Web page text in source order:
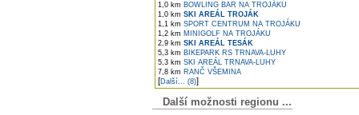
1,0 km BOWLING BAR NA TROJÁKU
1,0 km SKI AREÁL TROJÁK
1,1 km SPORT CENTRUM NA TROJÁKU
1,2 km MINIGOLF NA TROJÁKU
2,9 km SKI AREÁL TESÁK
5,3 km BIKEPARK RS TRNAVA-LUHY
5,3 km SKI AREÁL TRNAVA-LUHY
7,8 km RANČ VŠEMINA
[Další... (8)]
Další možnosti regionu ...